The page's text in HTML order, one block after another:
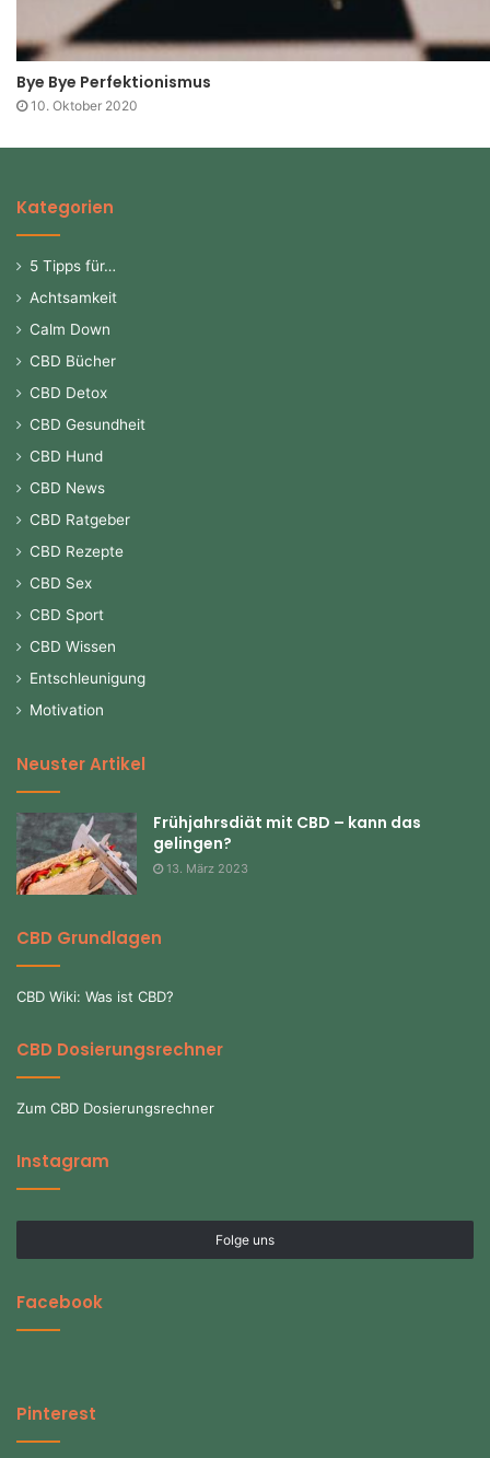
Bye Bye Perfektionismus
10. Oktober 2020
Kategorien
5 Tipps für…
Achtsamkeit
Calm Down
CBD Bücher
CBD Detox
CBD Gesundheit
CBD Hund
CBD News
CBD Ratgeber
CBD Rezepte
CBD Sex
CBD Sport
CBD Wissen
Entschleunigung
Motivation
Neuster Artikel
Frühjahrsdiät mit CBD – kann das
gelingen?
13. März 2023
CBD Grundlagen
CBD Wiki: Was ist CBD?
CBD Dosierungsrechner
Zum CBD Dosierungsrechner
Instagram
Folge uns
Facebook
Pinterest